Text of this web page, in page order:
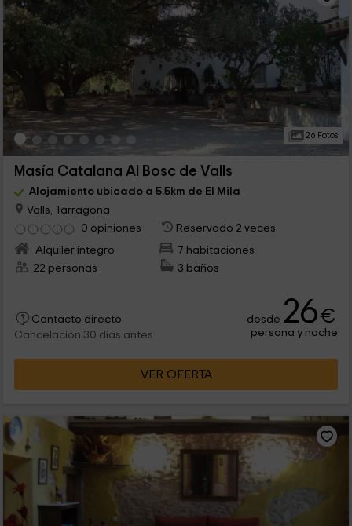
26 Fotos
Masía Catalana Al Bosc de Valls
Alojamiento ubicado a 5.5km de El Mila
Valls, Tarragona
0 opiniones
Reservado 2 veces
Alquiler íntegro
7 habitaciones
22 personas
3 baños
Contacto directo
Cancelación 30 días antes
desde 26€
persona y noche
VER OFERTA